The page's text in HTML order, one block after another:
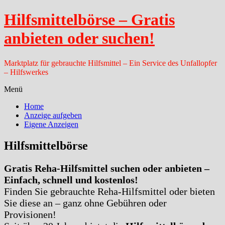
Hilfsmittelbörse – Gratis
anbieten oder suchen!
Marktplatz für gebrauchte Hilfsmittel – Ein Service des Unfallopfer
– Hilfswerkes
Menü
Home
Anzeige aufgeben
Eigene Anzeigen
Hilfsmittelbörse
Gratis Reha-Hilfsmittel suchen oder anbieten –
Einfach, schnell und kostenlos!
Finden Sie gebrauchte Reha-Hilfsmittel oder bieten
Sie diese an – ganz ohne Gebühren oder
Provisionen!